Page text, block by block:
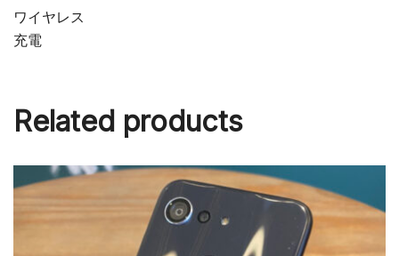
ワイヤレス
充電
Related products